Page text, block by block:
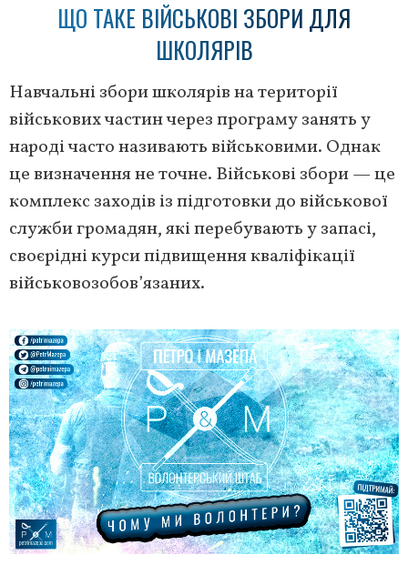
ЩО ТАКЕ ВІЙСЬКОВІ ЗБОРИ ДЛЯ
ШКОЛЯРІВ
Навчальні збори школярів на території
військових частин через програму занять у
народі часто називають військовими. Однак
це визначення не точне. Військові збори — це
комплекс заходів із підготовки до військової
служби громадян, які перебувають у запасі,
своєрідні курси підвищення кваліфікації
військовозобов’язаних.